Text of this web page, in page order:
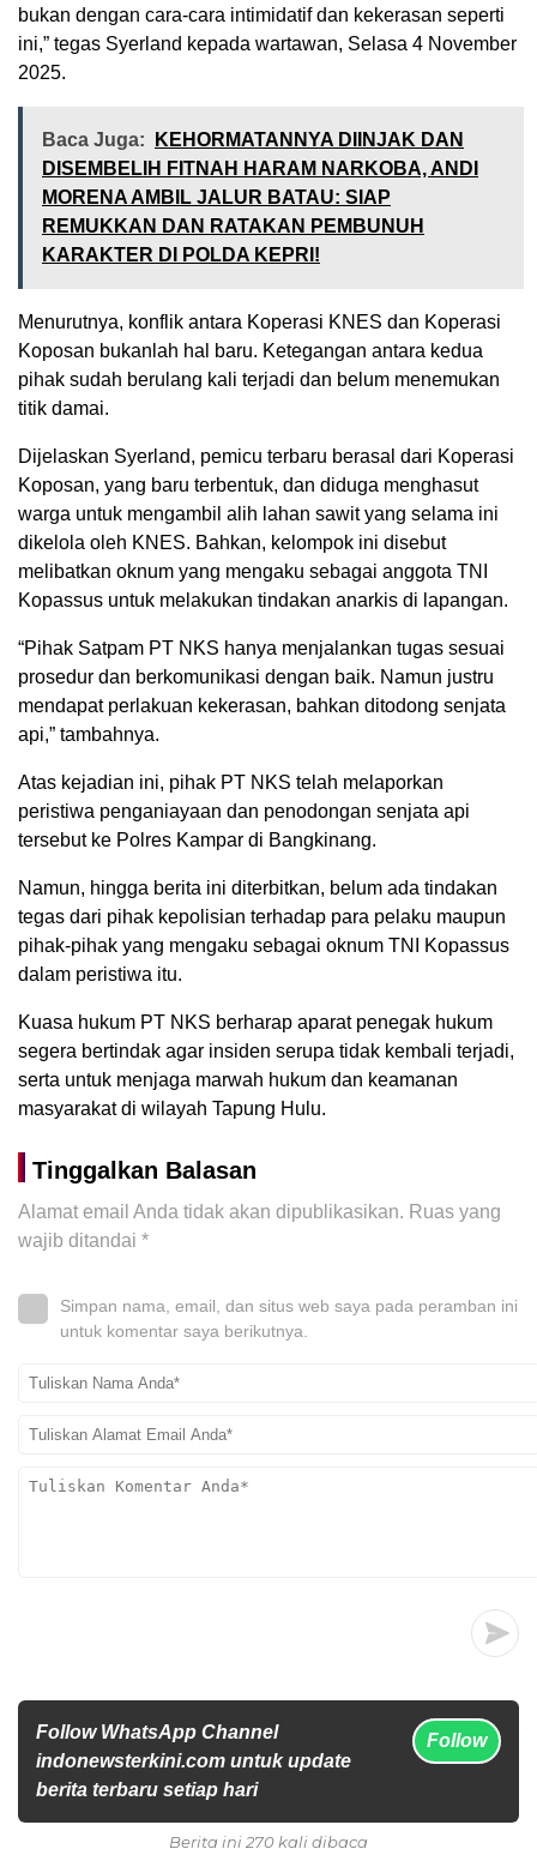
bukan dengan cara-cara intimidatif dan kekerasan seperti
ini,” tegas Syerland kepada wartawan, Selasa 4 November
2025.
Baca Juga:
KEHORMATANNYA DIINJAK DAN
DISEMBELIH FITNAH HARAM NARKOBA, ANDI
MORENA AMBIL JALUR BATAU: SIAP
REMUKKAN DAN RATAKAN PEMBUNUH
KARAKTER DI POLDA KEPRI!
Menurutnya, konflik antara Koperasi KNES dan Koperasi
Koposan bukanlah hal baru. Ketegangan antara kedua
pihak sudah berulang kali terjadi dan belum menemukan
titik damai.
Dijelaskan Syerland, pemicu terbaru berasal dari Koperasi
Koposan, yang baru terbentuk, dan diduga menghasut
warga untuk mengambil alih lahan sawit yang selama ini
dikelola oleh KNES. Bahkan, kelompok ini disebut
melibatkan oknum yang mengaku sebagai anggota TNI
Kopassus untuk melakukan tindakan anarkis di lapangan.
“Pihak Satpam PT NKS hanya menjalankan tugas sesuai
prosedur dan berkomunikasi dengan baik. Namun justru
mendapat perlakuan kekerasan, bahkan ditodong senjata
api,” tambahnya.
Atas kejadian ini, pihak PT NKS telah melaporkan
peristiwa penganiayaan dan penodongan senjata api
tersebut ke Polres Kampar di Bangkinang.
Namun, hingga berita ini diterbitkan, belum ada tindakan
tegas dari pihak kepolisian terhadap para pelaku maupun
pihak-pihak yang mengaku sebagai oknum TNI Kopassus
dalam peristiwa itu.
Kuasa hukum PT NKS berharap aparat penegak hukum
segera bertindak agar insiden serupa tidak kembali terjadi,
serta untuk menjaga marwah hukum dan keamanan
masyarakat di wilayah Tapung Hulu.
Tinggalkan Balasan
Alamat email Anda tidak akan dipublikasikan. Ruas yang
wajib ditandai *
Simpan nama, email, dan situs web saya pada peramban ini
untuk komentar saya berikutnya.
Follow WhatsApp Channel
indonewsterkini.com untuk update
berita terbaru setiap hari
Follow
Berita ini 270 kali dibaca